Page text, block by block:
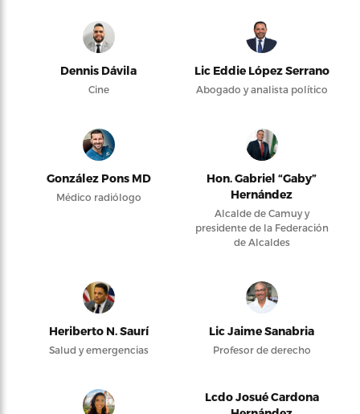
Dennis Dávila
Cine
Lic Eddie López Serrano
Abogado y analista político
González Pons MD
Médico radiólogo
Hon. Gabriel “Gaby”
Hernández
Alcalde de Camuy y
presidente de la Federación
de Alcaldes
Heriberto N. Saurí
Salud y emergencias
Lic Jaime Sanabria
Profesor de derecho
Lcdo Josué Cardona